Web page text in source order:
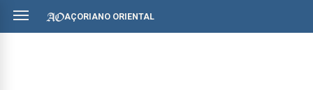
AÇORIANO ORIENTAL